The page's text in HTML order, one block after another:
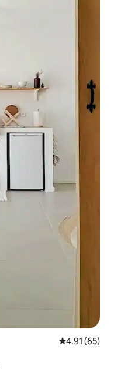
レビュー65
4.91 (65)